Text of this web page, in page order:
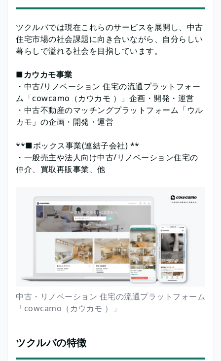
ツクルバでは現在これらのサービスを展開し、中古
住宅市場の社会課題に向き合いながら、自分らしい
暮らしで溢れる社会を目指しています。
■カウカモ事業
・中古/リノベーション 住宅の流通プラットフォー
ム「cowcamo（カウカモ ）」企画・開発・運営
・中古不動産のマッチングプラットフォーム「ウル
カモ」の企画・開発・運営
**■ボックス事業(連結子会社) **
・一般売主や法人向け中古/リノベーション住宅の
仲介、買取再販事業、他
中古・リノベーション 住宅の流通プラットフォーム
「cowcamo（カウカモ ）」
ツクルバの特徴